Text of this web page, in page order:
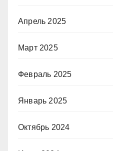
Апрель 2025
Март 2025
Февраль 2025
Январь 2025
Октябрь 2024